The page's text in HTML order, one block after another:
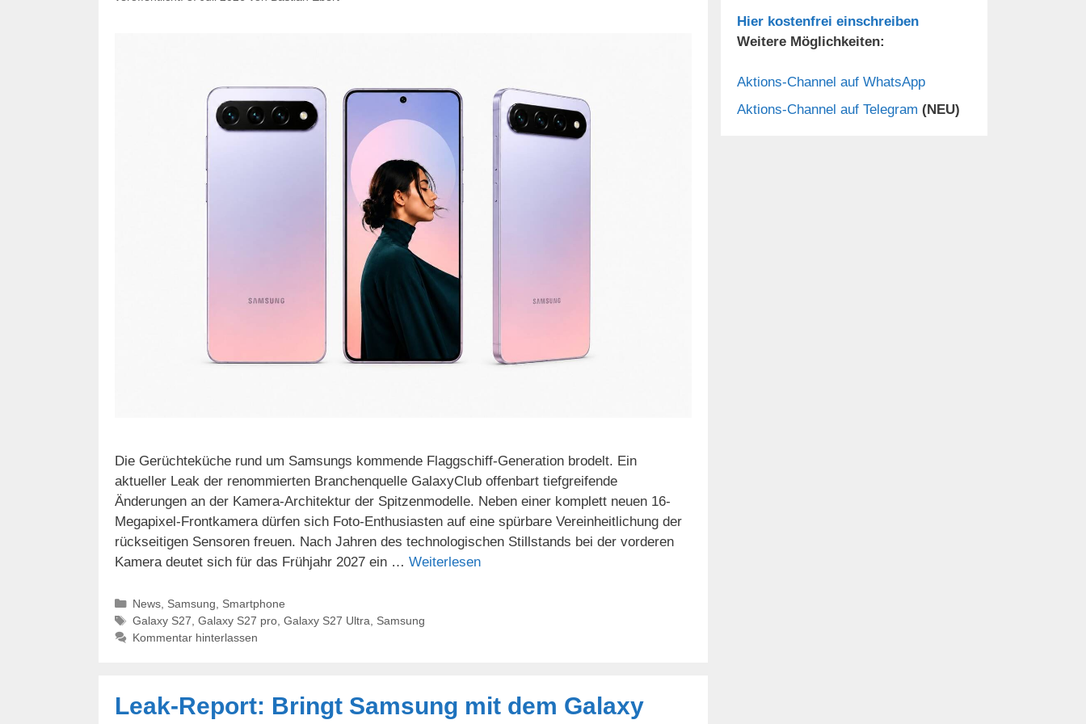
Die Gerüchteküche rund um Samsungs kommende Flaggschiff-Generation brodelt. Ein
aktueller Leak der renommierten Branchenquelle GalaxyClub offenbart tiefgreifende
Änderungen an der Kamera-Architektur der Spitzenmodelle. Neben einer komplett neuen 16-
Megapixel-Frontkamera dürfen sich Foto-Enthusiasten auf eine spürbare Vereinheitlichung der
rückseitigen Sensoren freuen. Nach Jahren des technologischen Stillstands bei der vorderen
Kamera deutet sich für das Frühjahr 2027 ein … Weiterlesen
Kategorien
News, Samsung
Smartphone
Schlagwörter
Galaxy S27 Galaxy S27 pro, Galaxy S27 Ultra
Samsung
Kommentar hinterlassen
Leak-Report: Bringt Samsung mit dem Galaxy
Hier kostenfrei einschreiben
Weitere Möglichkeiten:
Aktions-Channel auf WhatsApp
Aktions-Channel auf Telegram (NEU)